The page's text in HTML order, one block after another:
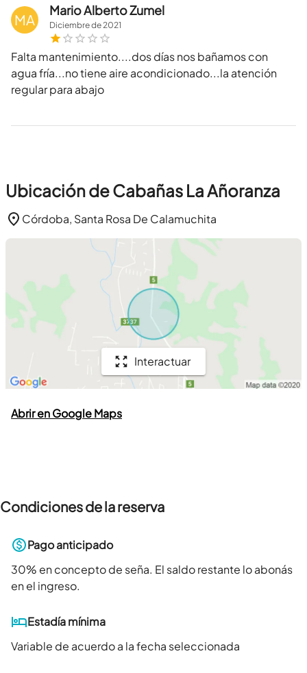
MA
Mario Alberto Zumel
Diciembrede2021
Falta mantenimiento....dos días nos bañamos con
agua fría...no tiene aire acondicionado...la atención
regular para abajo
Ubicación de Cabañas La Añoranza
Córdoba, Santa Rosa De Calamuchita
Interactuar
Abrir en Google Maps
Condiciones de la reserva
Pago anticipado
30% en concepto de seña. El saldo restante lo abonás
en el ingreso.
Estadía mínima
Variable de acuerdo a la fecha seleccionada